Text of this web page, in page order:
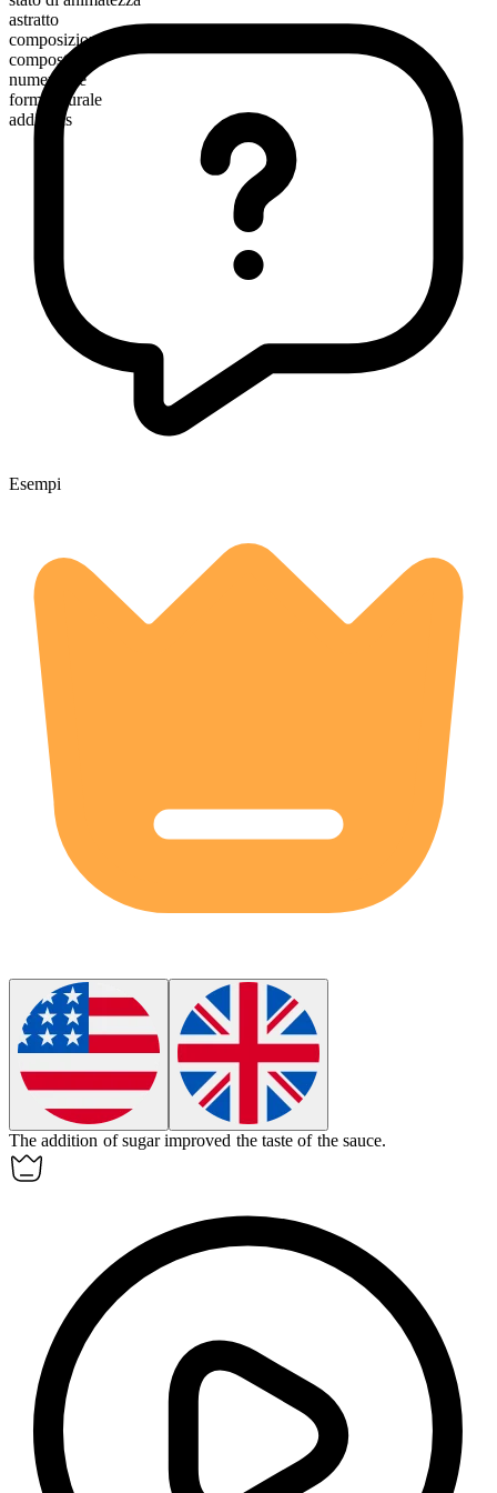
astratto
composizione morfologica
composto
numerabile
forma plurale
additions
Esempi
Theaddition of sugar improved the taste of the sauce.